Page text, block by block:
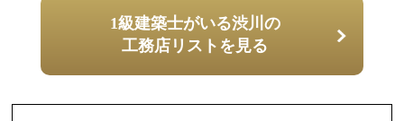
1級建築士がいる渋川の
工務店リストを見る